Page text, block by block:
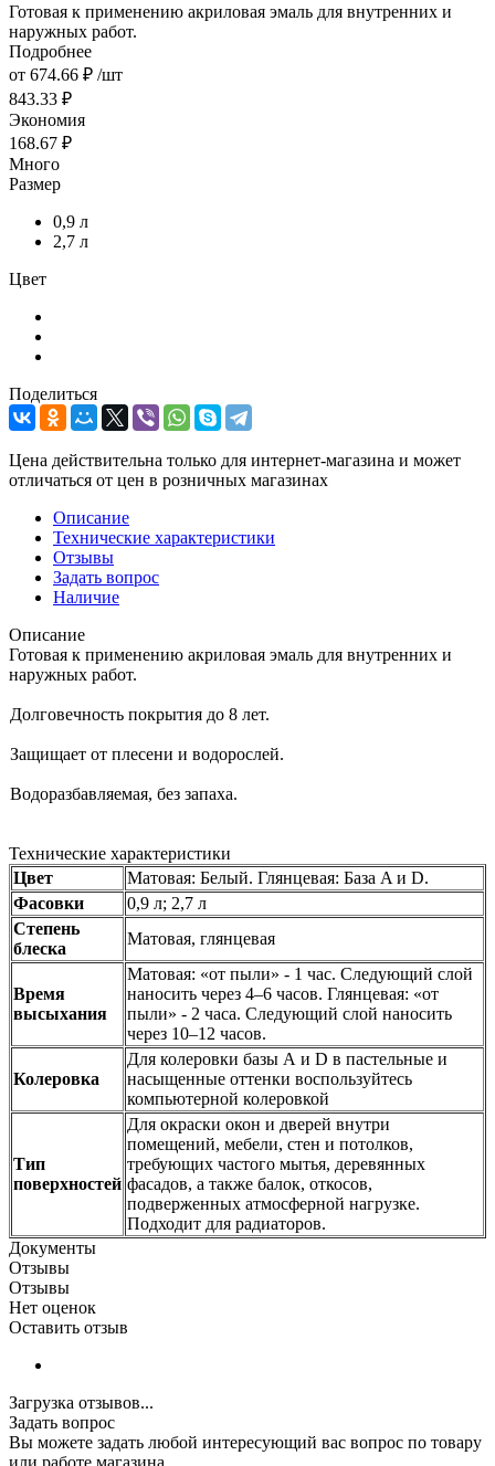
Готовая к применению акриловая эмаль для внутренних и
наружных работ.
Подробнее
от 674.66 ₽ /шт
843.33 ₽
Экономия
168.67 ₽
Много
Размер
0,9 л
2,7 л
Цвет
Поделиться
Цена действительна только для интернет-магазина и может
отличаться от цен в розничных магазинах
Описание
Технические характеристики
Отзывы
Задать вопрос
Наличие
Описание
Готовая к применению акриловая эмаль для внутренних и
наружных работ.
Долговечность покрытия до 8 лет.
Защищает от плесени и водорослей.
Водоразбавляемая, без запаха.
Технические характеристики
Цвет
Матовая: Белый. Глянцевая: База A и D.
Фасовки
0,9 л; 2,7 л
Степень
блеска
Матовая, глянцевая
Время
высыхания
Матовая: «от пыли» - 1 час. Следующий слой
наносить через 4–6 часов. Глянцевая: «от
пыли» - 2 часа. Следующий слой наносить
через 10–12 часов.
Колеровка
Для колеровки базы А и D в пастельные и
насыщенные оттенки воспользуйтесь
компьютерной колеровкой
Тип
поверхностей
Для окраски окон и дверей внутри
помещений, мебели, стен и потолков,
требующих частого мытья, деревянных
фасадов, а также балок, откосов,
подверженных атмосферной нагрузке.
Подходит для радиаторов.
Документы
Отзывы
Отзывы
Нет оценок
Оставить отзыв
Загрузка отзывов...
Задать вопрос
Вы можете задать любой интересующий вас вопрос по товару
или работе магазина.